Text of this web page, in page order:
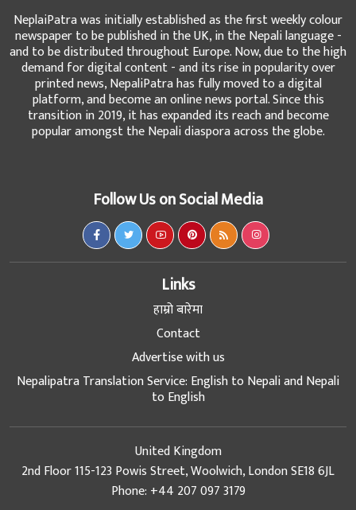
NeplaiPatra was initially established as the first weekly colour
newspaper to be published in the UK, in the Nepali language -
and to be distributed throughout Europe. Now, due to the high
demand for digital content - and its rise in popularity over
printed news, NepaliPatra has fully moved to a digital
platform, and become an online news portal. Since this
transition in 2019, it has expanded its reach and become
popular amongst the Nepali diaspora across the globe.
Follow Us on Social Media
Links
हाम्रो बारेमा
Contact
Advertise with us
Nepalipatra Translation Service: English to Nepali and Nepali
to English
United Kingdom
2nd Floor 115-123 Powis Street, Woolwich, London SE18 6JL
Phone: +44 207 097 3179